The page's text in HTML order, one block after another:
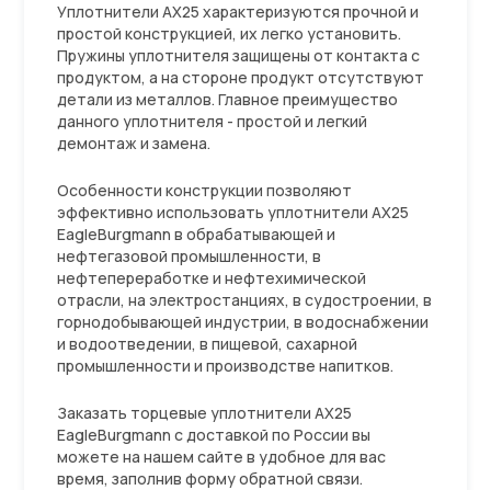
Уплотнители АХ25 характеризуются прочной и
простой конструкцией, их легко установить.
Пружины уплотнителя защищены от контакта с
продуктом, а на стороне продукт отсутствуют
детали из металлов. Главное преимущество
данного уплотнителя - простой и легкий
демонтаж и замена.
Особенности конструкции позволяют
эффективно использовать уплотнители АХ25
EagleBurgmann в обрабатывающей и
нефтегазовой промышленности, в
нефтепереработке и нефтехимической
отрасли, на электростанциях, в судостроении, в
горнодобывающей индустрии, в водоснабжении
и водоотведении, в пищевой, сахарной
промышленности и производстве напитков.
Заказать торцевые уплотнители АХ25
EagleBurgmann с доставкой по России вы
можете на нашем сайте в удобное для вас
время, заполнив форму обратной связи.